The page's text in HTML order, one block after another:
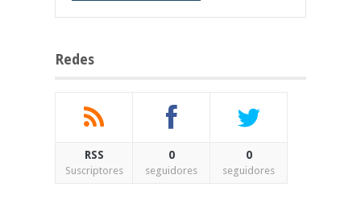
Redes
RSS
Suscriptores
0
seguidores
0
seguidores